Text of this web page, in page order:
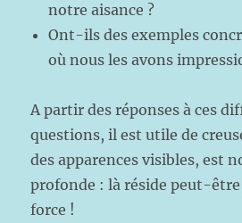
notre aisance ?
Ont-ils des exemples
où nous les avons
A partir des réponses à ces
questions, il est utile de
des apparences visibles, est
profonde : là réside peut-
force !